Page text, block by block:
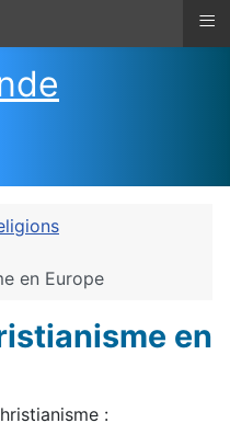
en Europe
en
:
≡